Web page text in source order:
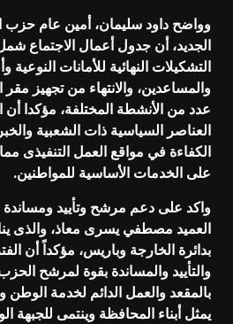
وواضح داود سليمان، أمين عام حزب
الجديد، أن جدول أعمال الاجتماع
التشكيلات النهائية للأمانات النوعية
والمساعدين، والانتهاء من تجهيز
عدد من الأنشطة المختلفة، مؤكدا
العناصر السياسية ذات الشعبية
الكفاءة في مواقع العمل التنفيذى
على الخدمات الأساسية للمواطنين.
واكد على دعم مرشح وتأييد ومساندة
العميد مصطفي يسرى معاذ، والذى
بدائرة الخارجة وباريس، مؤكداً أن
والتأييد والمساندة بقوة لمرشح
بالمقعد والعمل الدائم لخدمة
يمثل أبناء المحافظة وينتمى للجبهة